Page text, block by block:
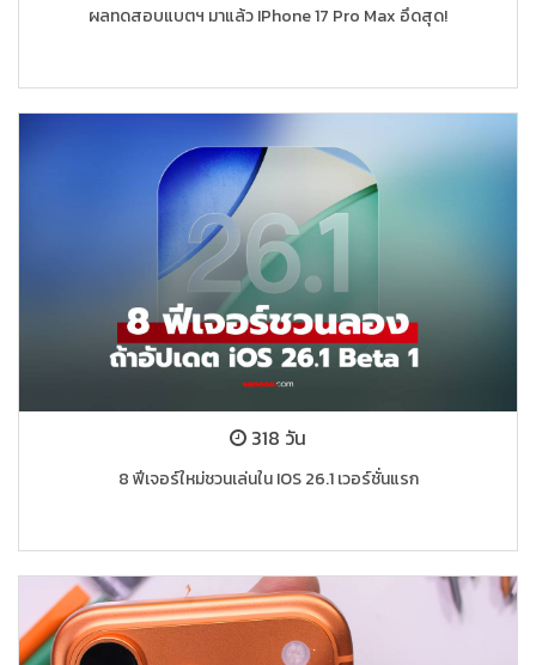
ผลทดสอบแบตฯ มาแล้ว IPhone 17 Pro Max อึดสุด!
318 วัน
8 ฟีเจอร์ใหม่ชวนเล่นใน IOS 26.1 เวอร์ชั่นแรก